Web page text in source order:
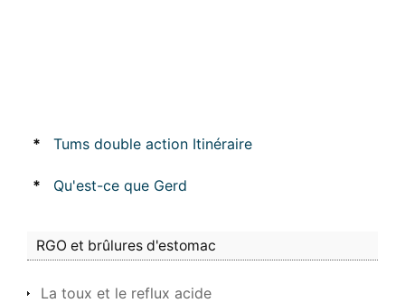
* Tums double action Itinéraire
* Qu'est-ce que Gerd
RGO et brûlures d'estomac
La toux et le reflux acide